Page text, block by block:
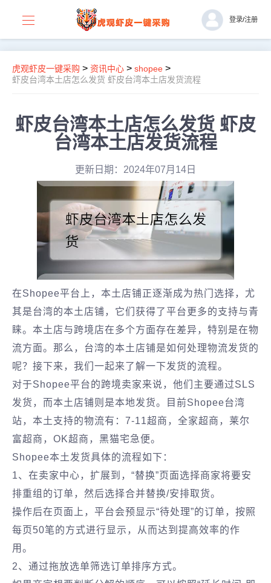
登录/注册
虎观虾皮一键采购 > 资讯中心 > shopee >
虾皮台湾本土店怎么发货 虾皮台湾本土店发货流程
虾皮台湾本土店怎么发货 虾皮
台湾本土店发货流程
更新日期：2024年07月14日
在Shopee平台上，本土店铺正逐渐成为热门选择，尤
其是台湾的本土店铺，它们获得了平台更多的支持与青
睐。本土店与跨境店在多个方面存在差异，特别是在物
流方面。那么，台湾的本土店铺是如何处理物流发货的
呢？接下来，我们一起来了解一下发货的流程。
对于Shopee平台的跨境卖家来说，他们主要通过SLS
发货，而本土店铺则是本地发货。目前Shopee台湾
站，本土支持的物流有：7-11超商，全家超商，莱尔
富超商，OK超商，黑猫宅急便。
Shopee本土发货具体的流程如下：
1、在卖家中心，扩展到，“替换”页面选择商家将要安
排重组的订单，然后选择合并替换/安排取货。
操作后在页面上，平台会预显示“待处理”的订单，按照
每页50笔的方式进行显示，从而达到提高效率的作
用。
2、通过拖放选单筛选订单排序方式。